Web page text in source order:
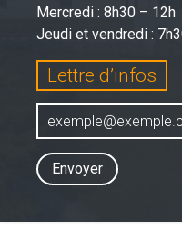
Mercredi : 8h30 – 12h
Jeudi et vendredi :
Lettre d’infos
Envoyer